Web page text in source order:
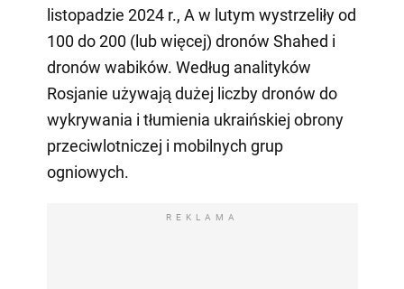
listopadzie 2024 r., A w lutym wystrzeliły od
100 do 200 (lub więcej) dronów Shahed i
dronów wabików. Według analityków
Rosjanie używają dużej liczby dronów do
wykrywania i tłumienia ukraińskiej obrony
przeciwlotniczej i mobilnych grup
ogniowych.
REKLAMA